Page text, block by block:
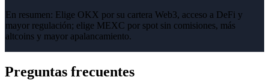
En resumen: Elige OKX por su cartera Web3, acceso a DeFi y
mayor regulación; elige MEXC por spot sin comisiones, más
altcoins y mayor apalancamiento.
Preguntas frecuentes